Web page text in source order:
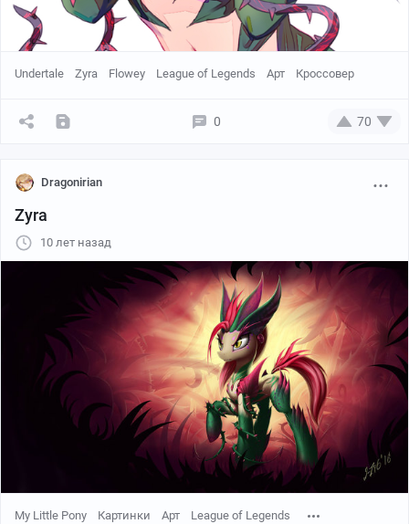
Undertale Zyra Flowey League of Legends Арт Кроссовер
0 70
Dragonirian
Zyra
10 лет назад
My Little Pony Картинки Арт League of Legends